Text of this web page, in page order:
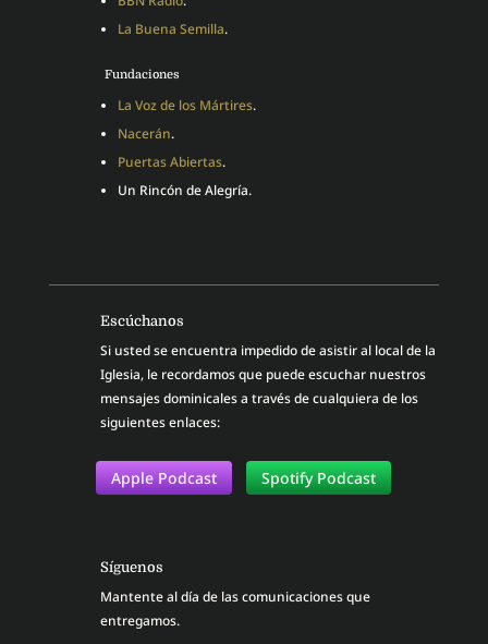
La Buena Semilla.
Fundaciones
La Voz de los Mártires.
Nacerán.
Puertas Abiertas.
Un Rincón de Alegría.
Escúchanos
Si usted se encuentra impedido de asistir al local de la
Iglesia, le recordamos que puede escuchar nuestros
mensajes dominicales a través de cualquiera de los
siguientes enlaces:
Apple Podcast Spotify Podcast
Síguenos
Mantente al día de las comunicaciones que
entregamos.